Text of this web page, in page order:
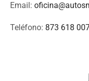
Email:
Teléfono: 873 618